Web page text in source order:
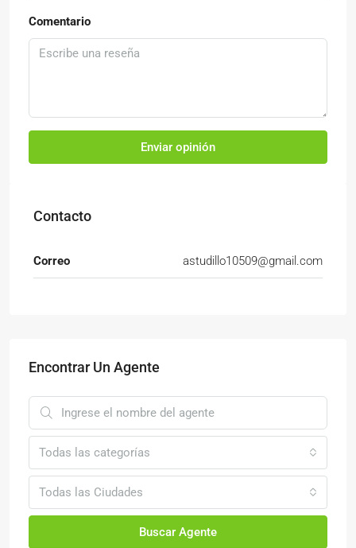
Comentario
Enviar opinión
Contacto
Correo astudillo10509@gmail.com
Encontrar Un Agente
Todas las categorías
Todas las Ciudades
Buscar Agente